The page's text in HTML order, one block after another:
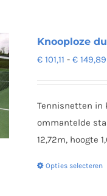
Knooploze
€ 101,11 - € 149,89
Tennisnetten in
ommantelde
12,72m, hoogte
Opties selecteren